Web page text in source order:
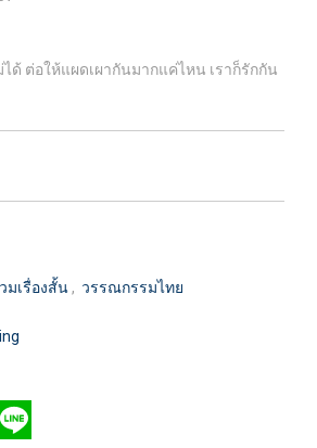
ด้ ต่อให้แผดเผากันมากแค่ไหน เราก็รักกัน
มเรื่องสั้น , วรรณกรรมไทย